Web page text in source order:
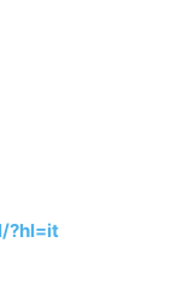
?hl=it